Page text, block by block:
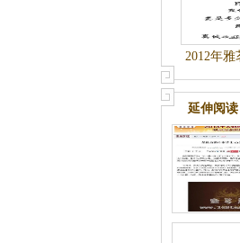
2012年
延伸阅读